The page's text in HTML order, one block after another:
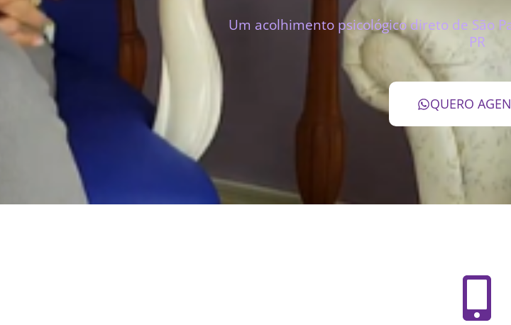
Um acolhimento psicológico direto de São
PR
QUERO